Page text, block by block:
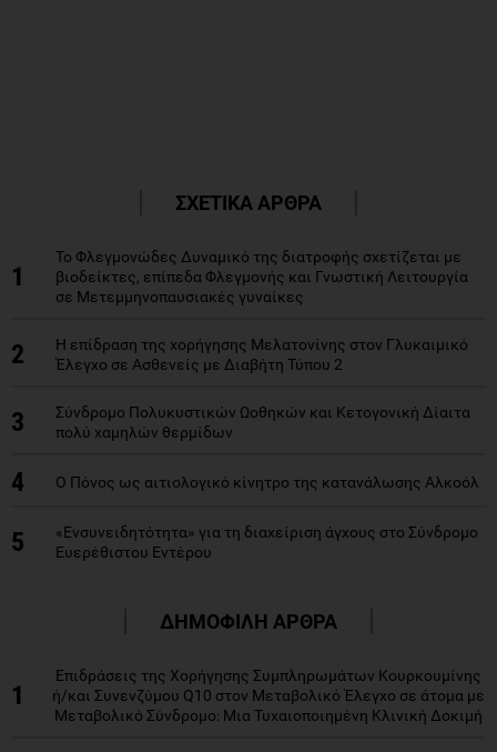
ΣΧΕΤΙΚΑ ΑΡΘΡΑ
1
Το Φλεγμονώδες Δυναμικό της διατροφής σχετίζεται με
βιοδείκτες, επίπεδα Φλεγμονής και Γνωστική Λειτουργία
σε Μετεμμηνοπαυσιακές γυναίκες
2
Η επίδραση της χορήγησης Μελατονίνης στον Γλυκαιμικό
Έλεγχο σε Ασθενείς με Διαβήτη Τύπου 2
3
Σύνδρομο Πολυκυστικών Ωοθηκών και Κετογονική Δίαιτα
πολύ χαμηλών θερμίδων
4 Ο Πόνος ως αιτιολογικό κίνητρο της κατανάλωσης Αλκοόλ
5
«Ενσυνειδητότητα» για τη διαχείριση άγχους στο Σύνδρομο
Ευερέθιστου Εντέρου
ΔΗΜΟΦΙΛΗ ΑΡΘΡΑ
1
Επιδράσεις της Χορήγησης Συμπληρωμάτων Κουρκουμίνης
ή/και Συνενζύμου Q10 στον Μεταβολικό Έλεγχο σε άτομα με
Μεταβολικό Σύνδρομο: Μια Τυχαιοποιημένη Κλινική Δοκιμή